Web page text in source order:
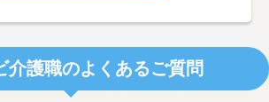
介護職のよくあるご質問